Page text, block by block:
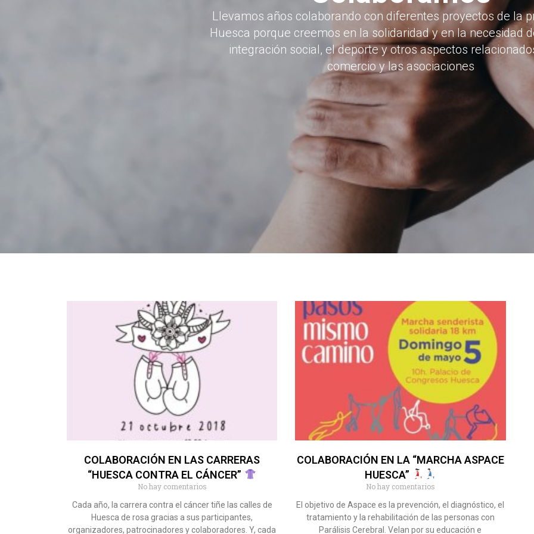
Llevamos años colaborando con diferentes proyectos de la
Huesca porque creemos en la solidaridad y en la necesidad
integración social, el deporte y otros aspectos
comercio y las asociaciones
COLABORACIÓN EN LAS CARRERAS
“HUESCA CONTRA EL CÁNCER”
No hay comentarios
Cada año, la carrera contra el cáncer tiñe las calles de
Huesca de rosa gracias a sus participantes,
organizadores, patrocinadores y colaboradores. Y, cada
COLABORACIÓN EN LA “MARCHA ASPACE
HUESCA”
No hay comentarios
El objetivo de Aspace es la prevención, el diagnóstico, el
tratamiento y la rehabilitación de las personas con
Parálisis Cerebral. Velan por su educación e